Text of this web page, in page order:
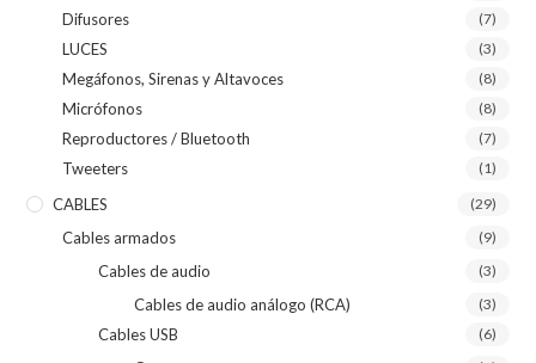
Difusores (7)
LUCES (3)
Megáfonos, Sirenas y Altavoces (8)
Micrófonos (8)
Reproductores / Bluetooth (7)
Tweeters (1)
CABLES (29)
Cables armados (9)
Cables de audio (3)
Cables de audio análogo (RCA) (3)
Cables USB (6)